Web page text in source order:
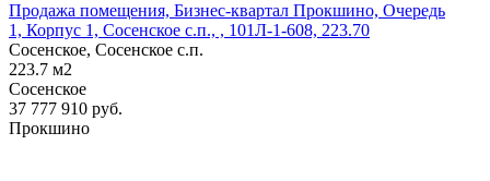
Продажа помещения, Бизнес-квартал Прокшино, Очередь
1, Корпус 1, Сосенское c.п., , 101Л-1-608, 223.70
Сосенское, Сосенское c.п.
223.7 м2
Сосенское
37 777 910 руб.
Прокшино